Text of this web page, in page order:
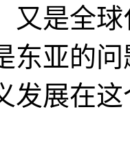
又是全
东亚的
发展在